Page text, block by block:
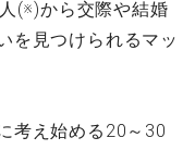
(※)から交際や結婚
を見つけられるマッ
考え始める20～30